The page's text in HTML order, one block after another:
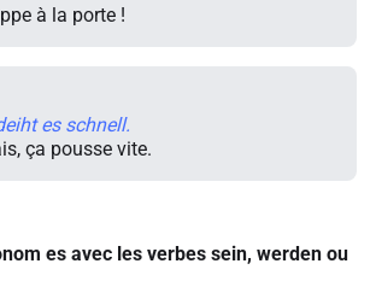
à la porte !
es schnell.
ça pousse vite.
es avec les verbes sein, werden ou